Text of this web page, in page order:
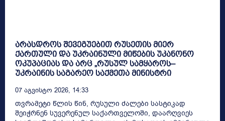
არასდროს შევეგუებით რუსეთის მიერ
ქართული და უკრაინული მიწების უკანონო
ოკუპაციას და არც „რუსულ სამყაროს–
უკრაინის საგარეო საქმეთა მინისტრი
07 Აგვისტო 2026, 14:33
თვრამეტი წლის წინ, რუსული ძალები სასტიკად
შეიჭრნენ სუვერენულ საქართველოში, დაარღვიეს